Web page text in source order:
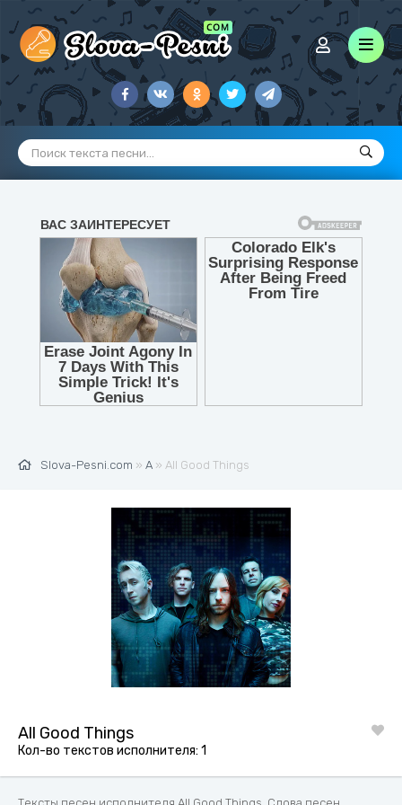
Slova-Pesni.com » A » All Good Things
All Good Things
Кол-во текстов исполнителя: 1